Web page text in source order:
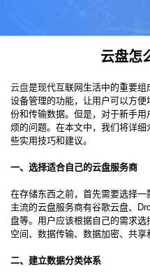
云盘怎
云盘是现代互联网生活中的重要
设备管理的功能，让用户可以方
份和传输数据。但是，对于新手用
烦的问题。在本文中，我们将详细
些实用技巧和建议。
一、选择适合自己的云盘服务商
在存储东西之前，首先需要选择
主流的云盘服务商有谷歌云盘、
盘等。用户应该根据自己的需求
空间、数据传输、数据加密、共享
二、建立数据分类体系